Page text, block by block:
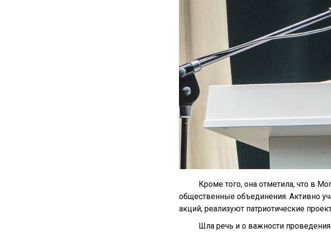
Кроме того, она отметила, что в
общественные объединения. Активно
акций, реализуют патриотические
Шла речь и о важности